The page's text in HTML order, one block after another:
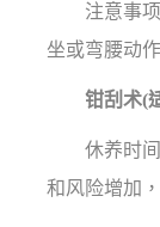
注意事项
坐或弯腰动
钳刮术(
休养时间
和风险增加